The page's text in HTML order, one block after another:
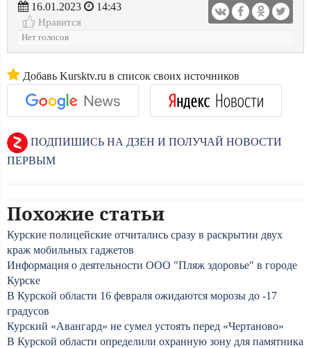
16.01.2023
14:43
Нравится
Нет голосов
Добавь Kursktv.ru в список своих источников
ПОДПИШИСЬ НА ДЗЕН И ПОЛУЧАЙ НОВОСТИ
ПЕРВЫМ
Похожие статьи
Курские полицейские отчитались сразу в раскрытии двух
краж мобильных гаджетов
Информация о деятельности ООО "Пляж здоровье" в городе
Курске
В Курской области 16 февраля ожидаются морозы до -17
градусов
Курский «Авангард» не сумел устоять перед «Чертаново»
В Курской области определили охранную зону для памятника